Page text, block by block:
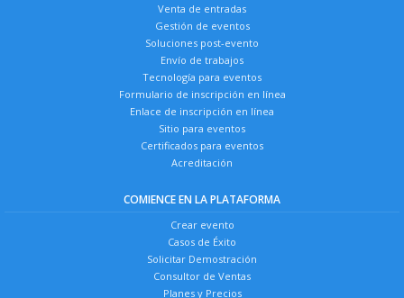
Venta de entradas
Gestión de eventos
Soluciones post-evento
Envío de trabajos
Tecnología para eventos
Formulario de inscripción en línea
Enlace de inscripción en línea
Sitio para eventos
Certificados para eventos
Acreditación
COMIENCE EN LA PLATAFORMA
Crear evento
Casos de Éxito
Solicitar Demostración
Consultor de Ventas
Planes y Precios